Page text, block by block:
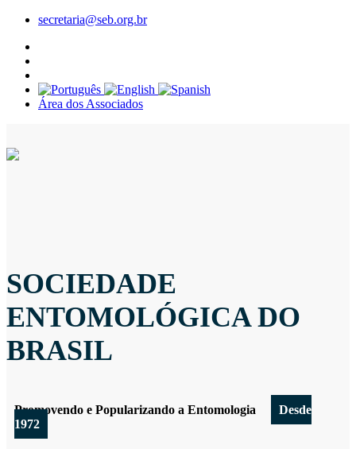
secretaria@seb.org.br
Área dos Associados
SOCIEDADE
ENTOMOLÓGICA DO
BRASIL
Promovendo e Popularizando a Entomologia
Desde
1972